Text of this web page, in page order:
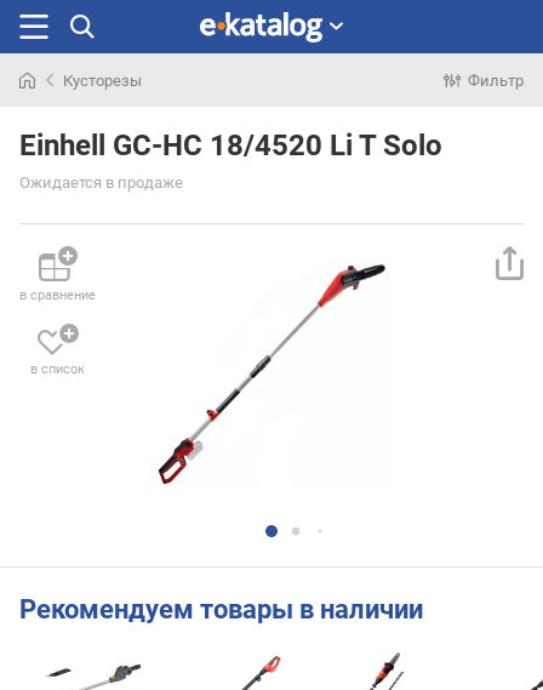
раньше
Кусторезы Фильтр
Einhell GC-HC 18/4520 Li T Solo
Ожидается в продаже
в сравнение
в список
Рекомендуем товары в наличии